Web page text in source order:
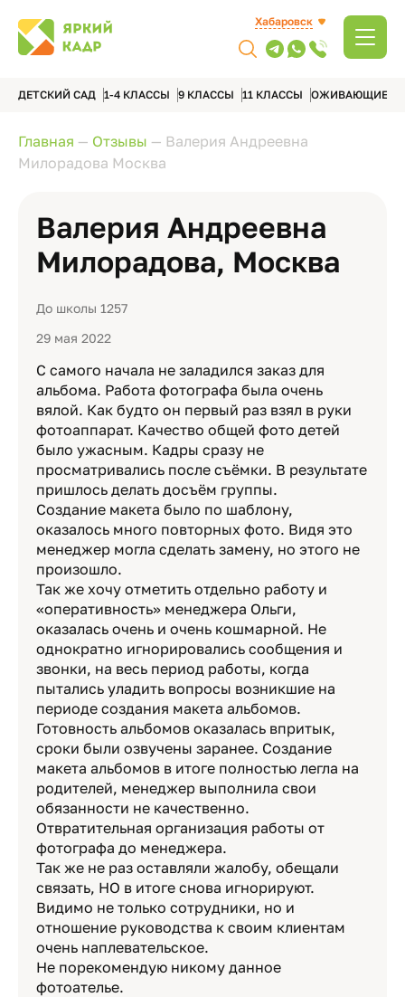
Хабаровск
ДЕТСКИЙ САД 1-4 КЛАССЫ 9 КЛАССЫ 11 КЛАССЫ ОЖИВАЮЩИЕ
Главная — Отзывы — Валерия Андреевна
Милорадова Москва
Валерия Андреевна
Милорадова, Москва
До школы 1257
29 мая 2022
С самого начала не заладился заказ для
альбома. Работа фотографа была очень
вялой. Как будто он первый раз взял в руки
фотоаппарат. Качество общей фото детей
было ужасным. Кадры сразу не
просматривались после съёмки. В результате
пришлось делать досъём группы.
Создание макета было по шаблону,
оказалось много повторных фото. Видя это
менеджер могла сделать замену, но этого не
произошло.
Так же хочу отметить отдельно работу и
«оперативность» менеджера Ольги,
оказалась очень и очень кошмарной. Не
однократно игнорировались сообщения и
звонки, на весь период работы, когда
пытались уладить вопросы возникшие на
периоде создания макета альбомов.
Готовность альбомов оказалась впритык,
сроки были озвучены заранее. Создание
макета альбомов в итоге полностью легла на
родителей, менеджер выполнила свои
обязанности не качественно.
Отвратительная организация работы от
фотографа до менеджера.
Так же не раз оставляли жалобу, обещали
связать, НО в итоге снова игнорируют.
Видимо не только сотрудники, но и
отношение руководства к своим клиентам
очень наплевательское.
Не порекомендую никому данное
фотоателье.